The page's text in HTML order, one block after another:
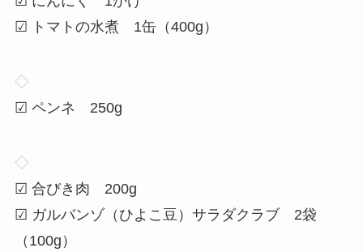
☑ トマトの水煮 1缶（400g）
◇
☑ ペンネ 250g
◇
☑ 合びき肉 200g
☑ ガルバンゾ（ひよこ豆）サラダクラブ 2袋
（100g）